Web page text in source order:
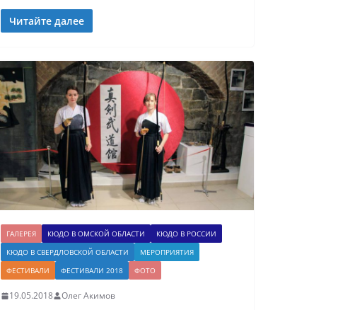
Читайте далее
ГАЛЕРЕЯ КЮДО В ОМСКОЙ ОБЛАСТИ
КЮДО В РОССИИ
КЮДО В СВЕРДЛОВСКОЙ ОБЛАСТИ
МЕРОПРИЯТИЯ
ФЕСТИВАЛИ
ФЕСТИВАЛИ 2018 ФОТО
19.05.2018 Олег Акимов